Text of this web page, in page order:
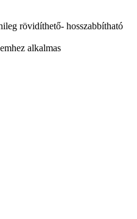
rövidíthető- hosszabbítható
alkalmas